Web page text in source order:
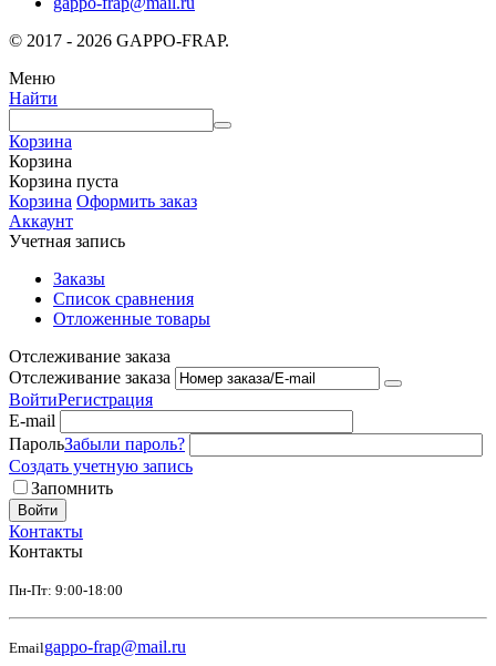
© 2017 - 2026 GAPPO-FRAP.
Меню
Найти
Корзина
Корзина
Корзина пуста
Корзина Оформить заказ
Аккаунт
Учетная запись
Заказы
Список сравнения
Отложенные товары
Отслеживание заказа
Отслеживание заказа
ВойтиРегистрация
E-mail
ПарольЗабыли пароль?
Создать учетную запись
Запомнить
Войти
Контакты
Контакты
Пн-Пт: 9:00-18:00
Emailgappo-frap@mail.ru